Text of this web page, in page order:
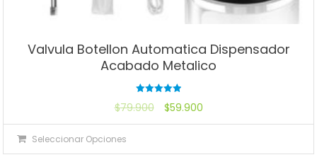
Valvula Botellon Automatica Dispensador
Acabado Metalico
con
de 5
$79.900 $59.900
Seleccionar Opciones